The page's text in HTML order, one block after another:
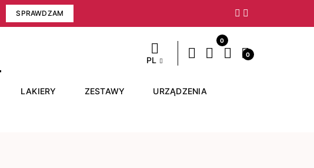
SPRAWDZAM Następny
PL
0
0
LAKIERY ZESTAWY URZĄDZENIA